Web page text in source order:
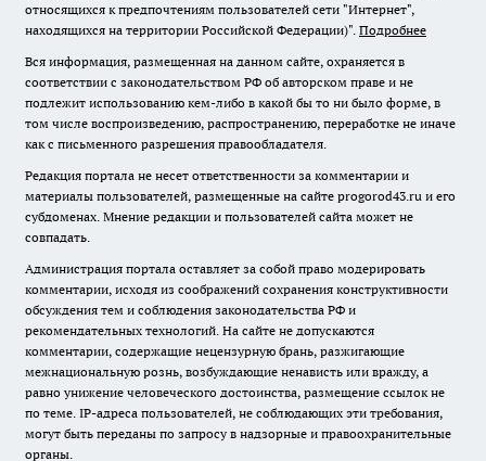
относящихся к предпочтениям пользователей сети "Интернет",
находящихся на территории Российской Федерации)". Подробнее
Вся информация, размещенная на данном сайте, охраняется в
соответствии с законодательством РФ об авторском праве и не
подлежит использованию кем-либо в какой бы то ни было форме, в
том числе воспроизведению, распространению, переработке не иначе
как с письменного разрешения правообладателя.
Редакция портала не несет ответственности за комментарии и
материалы пользователей, размещенные на сайте progorod43.ru и его
субдоменах. Мнение редакции и пользователей сайта может не
совпадать.
Администрация портала оставляет за собой право модерировать
комментарии, исходя из соображений сохранения конструктивности
обсуждения тем и соблюдения законодательства РФ и
рекомендательных технологий. На сайте не допускаются
комментарии, содержащие нецензурную брань, разжигающие
межнациональную рознь, возбуждающие ненависть или вражду, а
равно унижение человеческого достоинства, размещение ссылок не
по теме. IP-адреса пользователей, не соблюдающих эти требования,
могут быть переданы по запросу в надзорные и правоохранительные
органы.